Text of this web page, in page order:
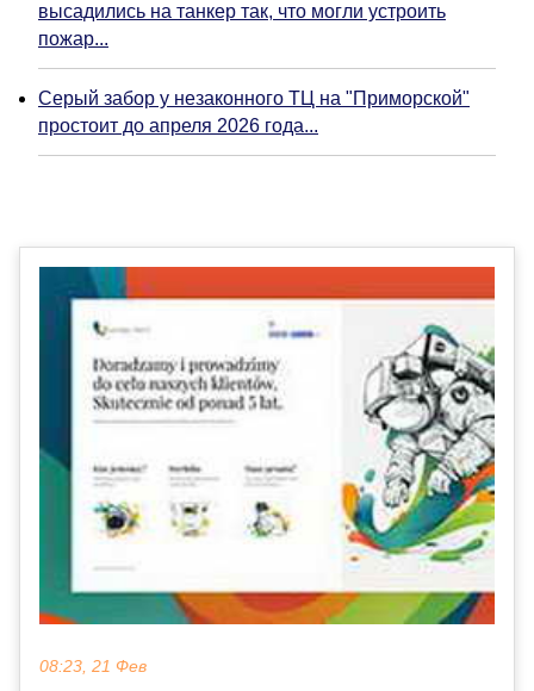
высадились на танкер так, что могли устроить
пожар...
Серый забор у незаконного ТЦ на "Приморской"
простоит до апреля 2026 года...
08:23, 21 Фев